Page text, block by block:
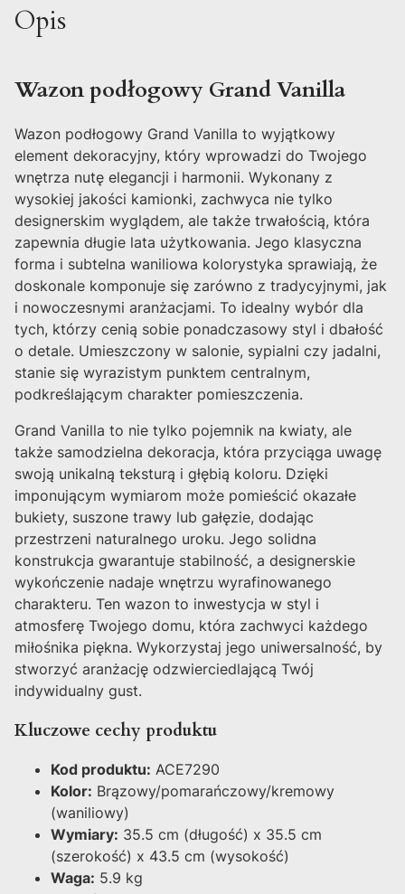
Opis
Wazon podłogowy Grand Vanilla
Wazon podłogowy Grand Vanilla to wyjątkowy
element dekoracyjny, który wprowadzi do Twojego
wnętrza nutę elegancji i harmonii. Wykonany z
wysokiej jakości kamionki, zachwyca nie tylko
designerskim wyglądem, ale także trwałością, która
zapewnia długie lata użytkowania. Jego klasyczna
forma i subtelna waniliowa kolorystyka sprawiają, że
doskonale komponuje się zarówno z tradycyjnymi, jak
i nowoczesnymi aranżacjami. To idealny wybór dla
tych, którzy cenią sobie ponadczasowy styl i dbałość
o detale. Umieszczony w salonie, sypialni czy jadalni,
stanie się wyrazistym punktem centralnym,
podkreślającym charakter pomieszczenia.
Grand Vanilla to nie tylko pojemnik na kwiaty, ale
także samodzielna dekoracja, która przyciąga uwagę
swoją unikalną teksturą i głębią koloru. Dzięki
imponującym wymiarom może pomieścić okazałe
bukiety, suszone trawy lub gałęzie, dodając
przestrzeni naturalnego uroku. Jego solidna
konstrukcja gwarantuje stabilność, a designerskie
wykończenie nadaje wnętrzu wyrafinowanego
charakteru. Ten wazon to inwestycja w styl i
atmosferę Twojego domu, która zachwyci każdego
miłośnika piękna. Wykorzystaj jego uniwersalność, by
stworzyć aranżację odzwierciedlającą Twój
indywidualny gust.
Kluczowe cechy produktu
Kod produktu: ACE7290
Kolor: Brązowy/pomarańczowy/kremowy
(waniliowy)
Wymiary: 35.5 cm (długość) x 35.5 cm
(szerokość) x 43.5 cm (wysokość)
Waga: 5.9 kg